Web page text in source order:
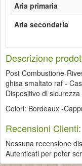
Aria primaria
Aria secondaria
Descrizione
Post Combustione-
ghisa smaltato raf -
Dispositivo di
Colori: Bordeaux -
Recensioni Clienti:
Nessuna recensione
Autenticati per poter